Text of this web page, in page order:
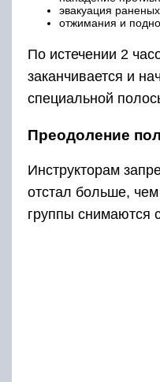
эвакуация
отжимания и
По истечении 2
заканчивается и
специальной
Преодоление
Инструкторам
отстал больше,
группы снимаются